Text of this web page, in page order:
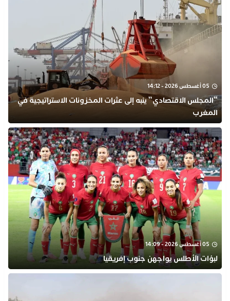
05 أغسطس 2026 - 14:12
“المجلس الاقتصادي” ينبه إلى عثرات المخزونات الاستراتيجية في
المغرب
05 أغسطس 2026 - 14:09
لبؤات الأطلس يواجهن جنوب إفريقيا